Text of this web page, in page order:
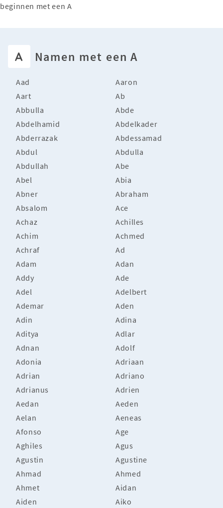
beginnen met een A
A Namen met een A
Aad
Aaron
Aart
Ab
Abbulla
Abde
Abdelhamid
Abdelkader
Abderrazak
Abdessamad
Abdul
Abdulla
Abdullah
Abe
Abel
Abia
Abner
Abraham
Absalom
Ace
Achaz
Achilles
Achim
Achmed
Achraf
Ad
Adam
Adan
Addy
Ade
Adel
Adelbert
Ademar
Aden
Adin
Adina
Aditya
Adlar
Adnan
Adolf
Adonia
Adriaan
Adrian
Adriano
Adrianus
Adrien
Aedan
Aeden
Aelan
Aeneas
Afonso
Age
Aghiles
Agus
Agustin
Agustine
Ahmad
Ahmed
Ahmet
Aidan
Aiden
Aiko